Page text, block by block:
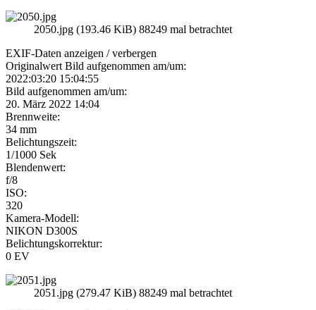
2050.jpg (193.46 KiB) 88249 mal betrachtet
EXIF-Daten anzeigen / verbergen
Originalwert Bild aufgenommen am/um:
2022:03:20 15:04:55
Bild aufgenommen am/um:
20. März 2022 14:04
Brennweite:
34 mm
Belichtungszeit:
1/1000 Sek
Blendenwert:
f/8
ISO:
320
Kamera-Modell:
NIKON D300S
Belichtungskorrektur:
0 EV
2051.jpg (279.47 KiB) 88249 mal betrachtet